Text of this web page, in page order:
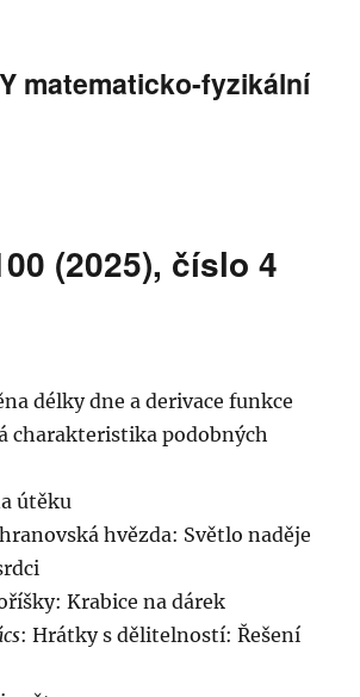
matematicko-fyzikální
(2025), číslo 4
délky dne a derivace funkce
charakteristika podobných
útěku
hvězda: Světlo naděje
Krabice na dárek
: Hrátky s dělitelností: Řešení